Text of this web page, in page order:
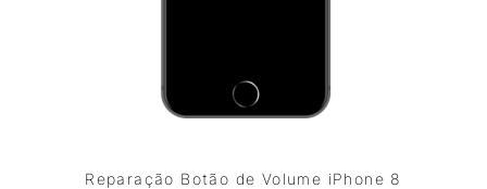
Reparação Botão de Volume iPhone 8